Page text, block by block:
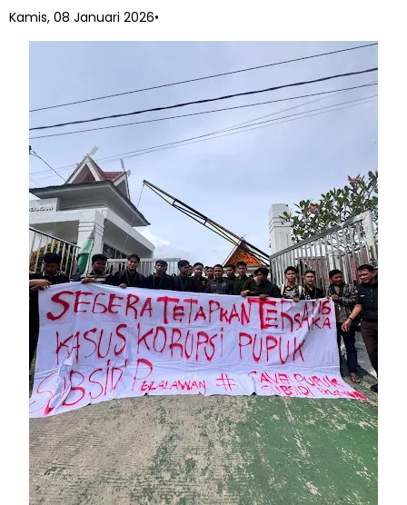
Kamis, 08 Januari 2026•